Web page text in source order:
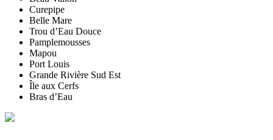
Curepipe
Belle Mare
Trou d’Eau Douce
Pamplemousses
Mapou
Port Louis
Grande Rivière Sud Est
Île aux Cerfs
Bras d’Eau